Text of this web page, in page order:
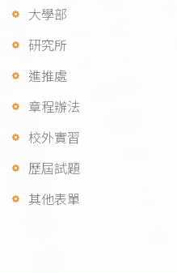
大學部
研究所
進推處
章程辦法
校外實習
歷屆試題
其他表單